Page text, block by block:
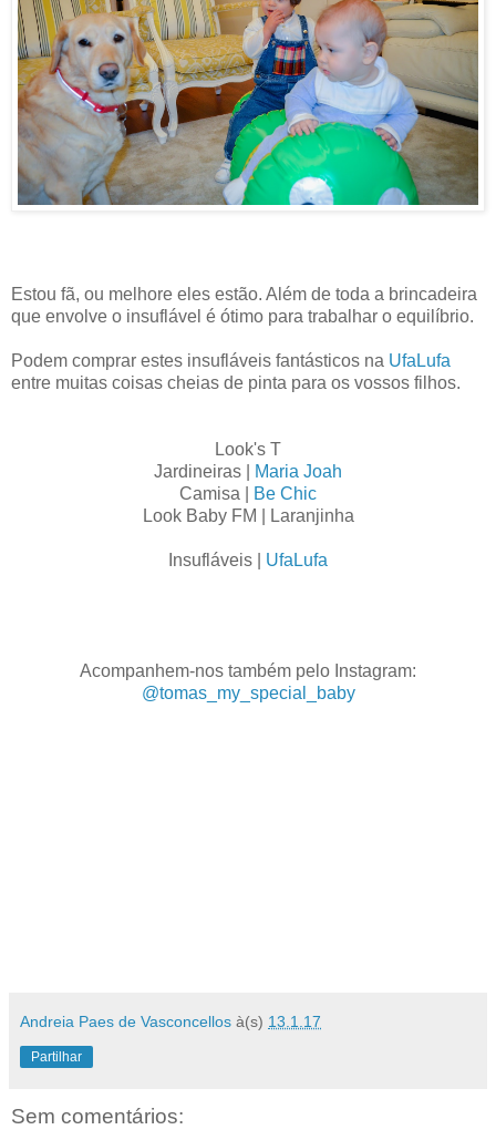
Estou fã, ou melhore eles estão. Além de toda a brincadeira
que envolve o insuflável é ótimo para trabalhar o equilíbrio.
Podem comprar estes insufláveis fantásticos na UfaLufa
entre muitas coisas cheias de pinta para os vossos filhos.
Look's T
Jardineiras |
Maria Joah
Camisa |
Be Chic
Look Baby FM | Laranjinha
Insufláveis | UfaLufa
Acompanhem-nos também pelo Instagram:
@tomas_my_special_baby
Andreia Paes de Vasconcellos à(s) 13.1.17
Partilhar
Sem comentários: